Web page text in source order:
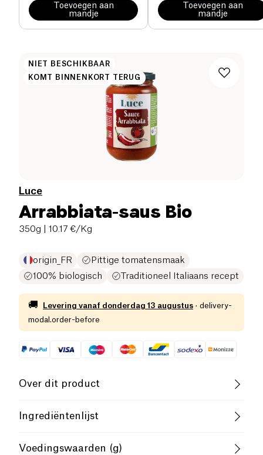
Toevoegen aan
mandje
Toevoegen aan
mandje
NIET BESCHIKBAAR
KOMT BINNENKORT TERUG
Luce
Arrabbiata-saus Bio
350g | 10.17 €/Kg
origin_FR
Pittige tomatensmaak
100% biologisch
Traditioneel Italiaans recept
🚚 Levering vanaf donderdag 13 augustus · delivery-
modal.order-before
Over dit product
Biologisch
Breng je gerechten op smaak
met de biologische
Ingrediëntenlijst
Voedingswaarden (g)